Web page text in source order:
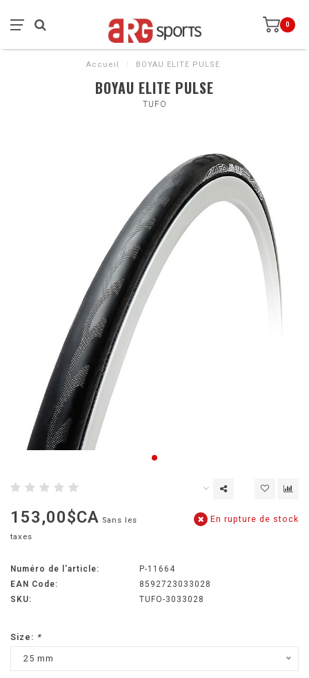
0
Accueil / BOYAU ELITE PULSE
BOYAU ELITE PULSE
TUFO
153,00$CA Sans les
taxes
En rupture de stock
Numéro de l'article:
P-11664
EAN Code:
8592723033028
SKU:
TUFO-3033028
Size: *
25 mm